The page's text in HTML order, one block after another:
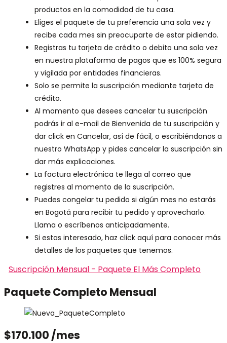
productos en la comodidad de tu casa.
Eliges el paquete de tu preferencia una sola vez y
recibe cada mes sin preocuparte de estar pidiendo.
Registras tu tarjeta de crédito o debito una sola vez
en nuestra plataforma de pagos que es 100% segura
y vigilada por entidades financieras.
Solo se permite la suscripción mediante tarjeta de
crédito.
Al momento que desees cancelar tu suscripción
podrás ir al e-mail de Bienvenida de tu suscripción y
dar click en Cancelar, así de fácil, o escribiéndonos a
nuestro WhatsApp y pides cancelar la suscripción sin
dar más explicaciones.
La factura electrónica te llega al correo que
registres al momento de la suscripción.
Puedes congelar tu pedido si algún mes no estarás
en Bogotá para recibir tu pedido y aprovecharlo.
Llama o escríbenos anticipadamente.
Si estas interesado, haz click aquí para conocer más
detalles de los paquetes que tenemos.
Suscripción Mensual - Paquete El Más Completo
Paquete Completo Mensual
$170.100 /mes